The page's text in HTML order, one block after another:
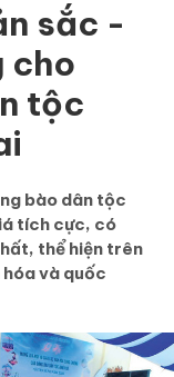
sắc -
cho
tộc
bào dân tộc
tích cực, có
thể hiện trên
hóa và quốc